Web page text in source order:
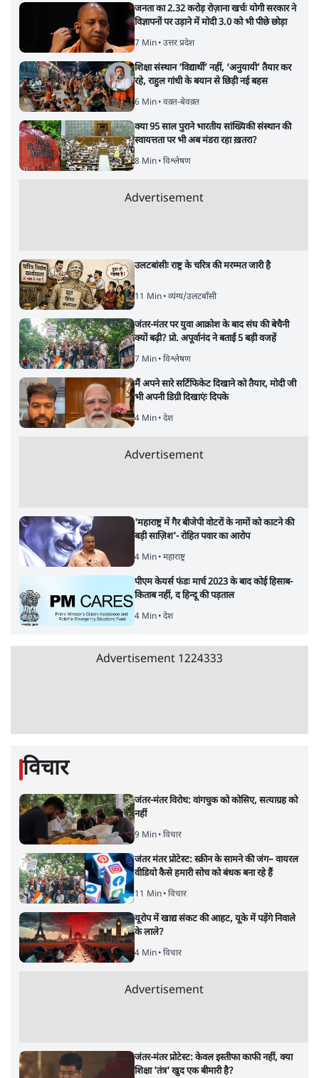
जनता का 2.32 करोड़ रोज़ाना खर्चः योगी सरकार ने
विज्ञापनों पर उड़ाने में मोदी 3.0 को भी पीछे छोड़ा
7 Min• उत्तर प्रदेश
शिक्षा संस्थान ‘विद्यार्थी’ नहीं, ‘अनुयायी’ तैयार कर
रहे, राहुल गांधी के बयान से छिड़ी नई बहस
6 Min• वक़्त-बेवक़्त
क्या 95 साल पुराने भारतीय सांख्यिकी संस्थान की
स्वायत्तता पर भी अब मंडरा रहा ख़तरा?
8 Min• विश्लेषण
Advertisement
उलटबांसीः राष्ट्र के चरित्र की मरम्मत जारी है
11 Min• व्यंग्य/उलटबाँसी
जंतर-मंतर पर युवा आक्रोश के बाद संघ की बेचैनी
क्यों बढ़ी? प्रो. अपूर्वानंद ने बताईं 5 बड़ी वजहें
7 Min• विश्लेषण
मैं अपने सारे सर्टिफिकेट दिखाने को तैयार, मोदी जी
भी अपनी डिग्री दिखाएंः दिपके
4 Min• देश
Advertisement
'महाराष्ट्र में गैर बीजेपी वोटरों के नामों को काटने की
बड़ी साज़िश'- रोहित पवार का आरोप
4 Min• महाराष्ट्र
पीएम केयर्स फंडः मार्च 2023 के बाद कोई हिसाब-
किताब नहीं, द हिन्दू की पड़ताल
4 Min• देश
Advertisement 1224333
विचार
जंतर-मंतर विरोध: वांगचुक को कोसिए, सत्याग्रह को
नहीं
9 Min• विचार
जंतर मंतर प्रोटेस्ट: स्क्रीन के सामने की जंग– वायरल
वीडियो कैसे हमारी सोच को बंधक बना रहे हैं
11 Min• विचार
यूरोप में खाद्य संकट की आहट, यूके में पड़ेंगे निवाले
के लाले?
4 Min• विचार
Advertisement
जंतर-मंतर प्रोटेस्ट: केवल इस्तीफा काफी नहीं, क्या
शिक्षा 'तंत्र' खुद एक बीमारी है?